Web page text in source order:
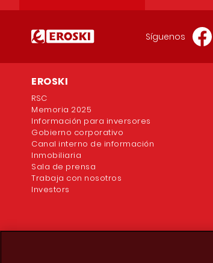
Síguenos
EROSKI
RSC
Memoria 2025
Información para inversores
Gobierno corporativo
Canal interno de información
Inmobiliaria
Sala de prensa
Trabaja con nosotros
Investors